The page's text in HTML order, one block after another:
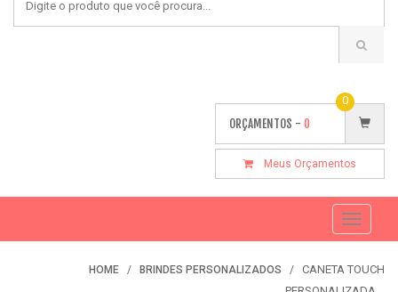
ORÇAMENTOS - 0
0
Meus Orçamentos
Toggle
HOME BRINDES PERSONALIZADOS
CANETA TOUCH